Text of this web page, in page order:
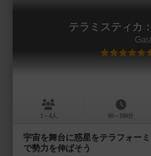
テラミスティカ
1～4人 60～150分
宇宙を舞台に惑星をテラフォー
で勢力を伸ばそう